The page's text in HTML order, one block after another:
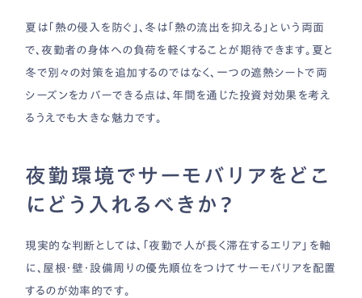
夏は「熱の侵入を防ぐ」、冬は「熱の流出を抑える」という両面
で、夜勤者の身体への負荷を軽くすることが期待できます。夏と
冬で別々の対策を追加するのではなく、一つの遮熱シートで両
シーズンをカバーできる点は、年間を通じた投資対効果を考え
るうえでも大きな魅力です。
夜勤環境でサーモバリアをどこ
にどう入れるべきか？
現実的な判断としては、「夜勤で人が長く滞在するエリア」を軸
に、屋根・壁・設備周りの優先順位をつけてサーモバリアを配置
するのが効率的です。